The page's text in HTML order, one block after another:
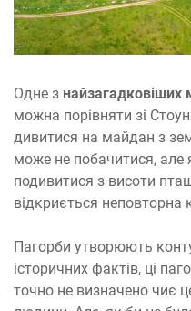
Одне з найзагадковіших
можна порівняти зі
дивитися на майдан з
може не побачитися, але
подивитися з висоти
відкриється неповторна
Пагорби утворюють
історичних фактів, ці
точно не визначено чиє